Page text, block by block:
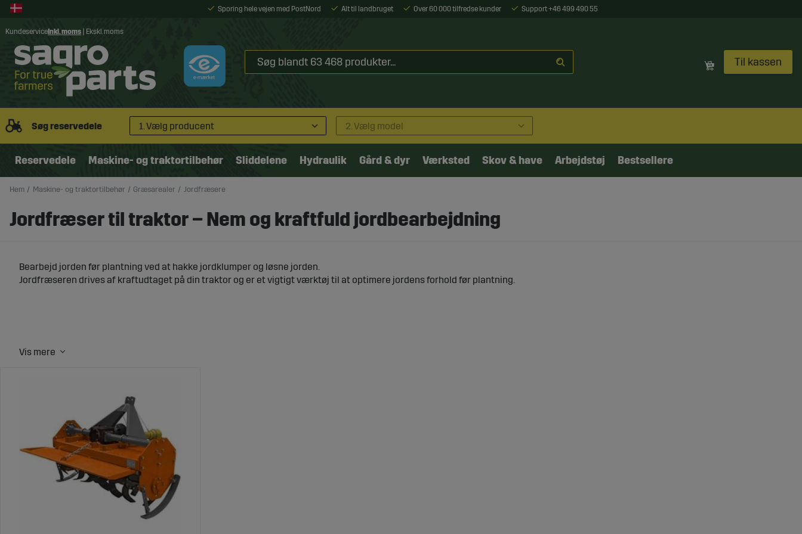
Sporing hele vejen med PostNord Alt til landbruget Over 60 000 tilfredse kunder Support +46 499 490 55
Kundeservice Inkl. moms Ekskl. moms
Til kassen
Søg reservedele 1. Vælg producent 2. Vælg model
Reservedele Maskine- og traktortilbehør Sliddelene Hydraulik Gård & dyr Værksted Skov & have Arbejdstøj Bestsellere
Hem Maskine- og traktortilbehør Græsarealer Jordfræsere
Jordfræser til traktor – Nem og kraftfuld jordbearbejdning
Bearbejd jorden før plantning ved at hakke jordklumper og løsne jorden.
Jordfræseren drives af kraftudtaget på din traktor og er et vigtigt værktøj til at optimere jordens forhold før plantning.
Vigtige faktorer ved valg af jordfræser
1. Korrekt størrelse på jordfræseren
Vælg den rigtige størrelse på jordfræseren baseret på forudsætningerne for din traktor og det område, du skal bearbejde. Jordfræseren skal være stor nok til effektivt at udføre
arbejdet, men ikke så stor at den bliver vanskelig at manøvrere.
2. Jordens beskaffenhed
At kende hvilken type jordblanding, du skal arbejde med, er afgørende. For eksempel kan en leret mark kræve en specifik type jordfræser.